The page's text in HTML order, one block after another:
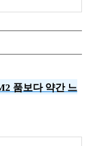
품보다 약간 느